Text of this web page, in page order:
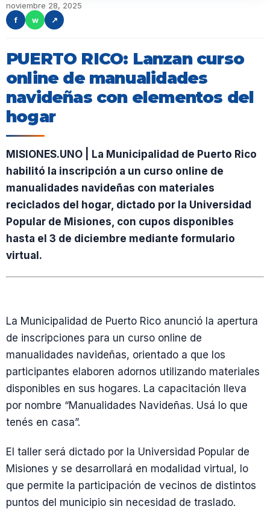
noviembre 28, 2025
f
w ↗
PUERTO RICO: Lanzan curso
online de manualidades
navideñas con elementos del
hogar
MISIONES.UNO | La Municipalidad de Puerto Rico
habilitó la inscripción a un curso online de
manualidades navideñas con materiales
reciclados del hogar, dictado por la Universidad
Popular de Misiones, con cupos disponibles
hasta el 3 de diciembre mediante formulario
virtual.
La Municipalidad de Puerto Rico anunció la apertura
de inscripciones para un curso online de
manualidades navideñas, orientado a que los
participantes elaboren adornos utilizando materiales
disponibles en sus hogares. La capacitación lleva
por nombre “Manualidades Navideñas. Usá lo que
tenés en casa”.
El taller será dictado por la Universidad Popular de
Misiones y se desarrollará en modalidad virtual, lo
que permite la participación de vecinos de distintos
puntos del municipio sin necesidad de traslado.